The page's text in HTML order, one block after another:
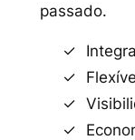
passado.